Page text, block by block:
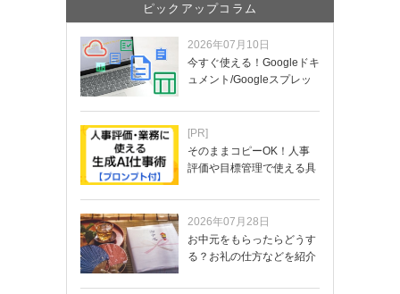
ピックアップコラム
2026年07月10日
今すぐ使える！Googleドキ
ュメント/Googleスプレッ
[PR]
そのままコピーOK！人事
評価や目標管理で使える具
2026年07月28日
お中元をもらったらどうす
る？お礼の仕方などを紹介